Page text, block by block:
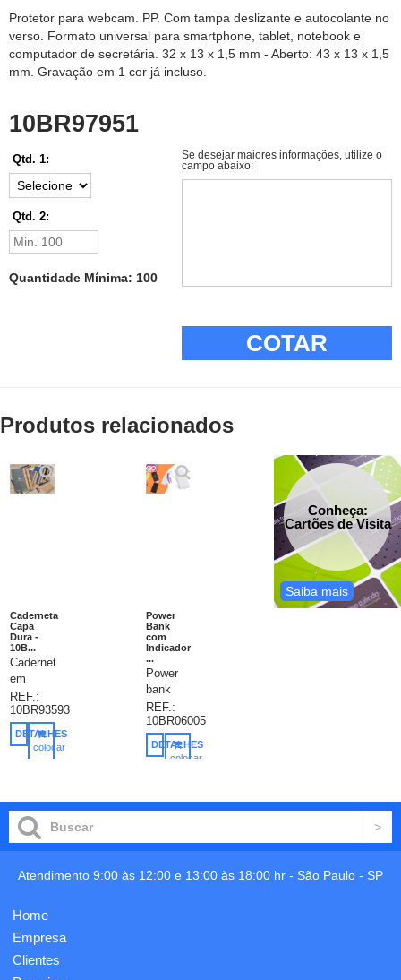
Protetor para webcam. PP. Com tampa deslizante e autocolante no
verso. Formato universal para smartphone, tablet, notebook e
computador de secretária. 32 x 13 x 1,5 mm - Aberto: 43 x 13 x 1,5
mm. Gravação em 1 cor já incluso.
10BR97951
Qtd. 1:
Qtd. 2:
Quantidade Mínima: 100
Se desejar maiores informações, utilize o
campo abaixo:
COTAR
Produtos relacionados
Caderneta
Capa
Dura -
10B...
Caderneta
em
Cortiça.
Caderneta
capa
dura.
Cortiça
folhas
pautadas
cor
Suporte
e banda
elástica.
Esferográfica
não
REF.:
10BR93593
DETALHES
colocar
Power
Bank
com
Indicador
...
Power
bank
plástico
de
10.000mAh
com
bateria
Tipo-C e
Acompanha
REF.:
10BR06005
DETALHES
colocar
Conheça:
Cartões de Visita
Saiba mais
Atendimento 9:00 às 12:00 e 13:00 às 18:00 hr - São Paulo - SP
Home
Empresa
Clientes